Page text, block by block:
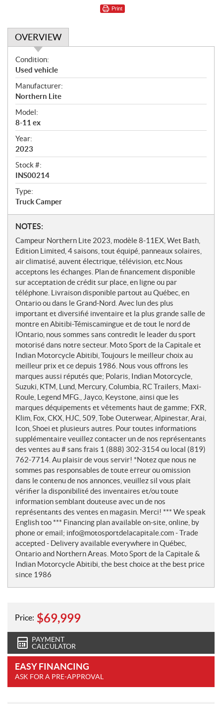
Print
OVERVIEW
O
v
e
r
v
i
e
w
Condition:
Used vehicle
Manufacturer:
Northern Lite
Model:
8-11 ex
Year:
2023
Stock #:
INS00214
Type:
Truck Camper
N
o
t
e
s
NOTES:
Campeur Northern Lite 2023, modèle 8-11EX, Wet Bath,
Edition Limited, 4 saisons, tout équipé, panneaux solaires,
air climatisé, auvent électrique, télévision, etc.Nous
acceptons les échanges. Plan de financement disponible
sur acceptation de crédit sur place, en ligne ou par
téléphone. Livraison disponible partout au Québec, en
Ontario ou dans le Grand-Nord. Avec lun des plus
important et diversifié inventaire et la plus grande salle de
montre en Abitibi-Témiscamingue et de tout le nord de
lOntario, nous sommes sans contredit le leader du sport
motorisé dans notre secteur. Moto Sport de la Capitale et
Indian Motorcycle Abitibi, Toujours le meilleur choix au
meilleur prix et ce depuis 1986. Nous vous offrons les
marques aussi réputés que; Polaris, Indian Motorcycle,
Suzuki, KTM, Lund, Mercury, Columbia, RC Trailers, Maxi-
Roule, Legend MFG., Jayco, Keystone, ainsi que les
marques déquipements et vêtements haut de gamme; FXR,
Klim, Fox, CKX, HJC, 509, Tobe Outerwear, Alpinestar, Arai,
Icon, Shoei et plusieurs autres. Pour toutes informations
supplémentaire veuillez contacter un de nos représentants
des ventes au # sans frais 1 (888) 302-3154 ou local (819)
762-7714. Au plaisir de vous servir! *Notez que nous ne
sommes pas responsables de toute erreur ou omission
dans le contenu de nos annonces, veuillez sil vous plait
vérifier la disponibilité des inventaires et/ou toute
information semblant douteuse avec un de nos
représentants des ventes en magasin. Merci! *** We speak
English too *** Financing plan available on-site, online, by
phone or email; info@motosportdelacapitale.com - Trade
accepted - Delivery available everywhere in Québec,
Ontario and Northern Areas. Moto Sport de la Capitale &
Indian Motorcycle Abitibi, the best choice at the best price
since 1986
Price: $69,999
PAYMENT
CALCULATOR
EASY FINANCING
ASK FOR A PRE-APPROVAL